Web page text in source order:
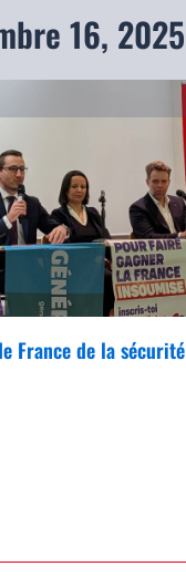
16, 2025
France de la sécurité